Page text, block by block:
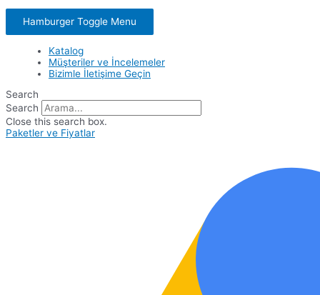
Hamburger Toggle Menu
Katalog
Müşteriler ve İncelemeler
Bizimle İletişime Geçin
Search
Search
Close this search box.
Paketler ve Fiyatlar